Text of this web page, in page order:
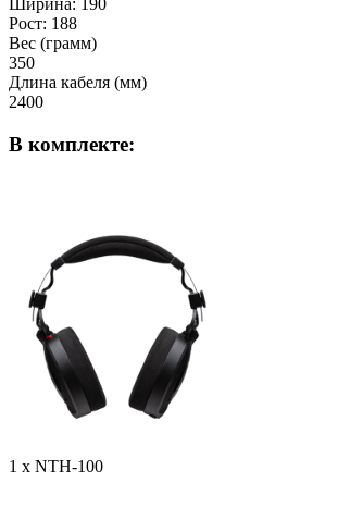
Рост: 188
Вес (грамм)
350
Длина кабеля (мм)
2400
В комплекте:
1 x NTH-100